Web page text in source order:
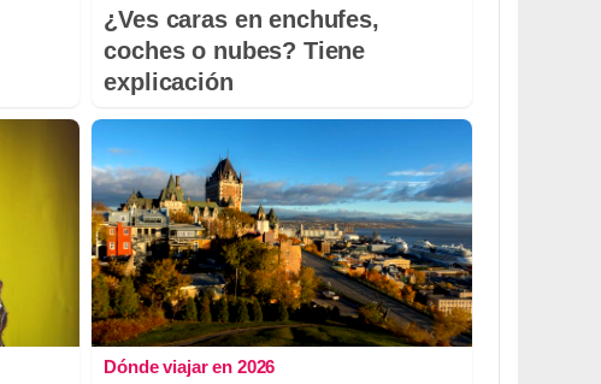
¿Ves caras en enchufes,
coches o nubes? Tiene
explicación
Dónde viajar en 2026